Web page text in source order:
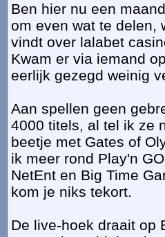
Ben hier nu een
om even wat te delen,
vindt over lalabet
Kwam er via iemand
eerlijk gezegd weinig
Aan spellen geen
4000 titels, al tel ik ze
beetje met Gates of
ik meer rond Play'n
NetEnt en Big Time
kom je niks tekort.
De live-hoek draait op